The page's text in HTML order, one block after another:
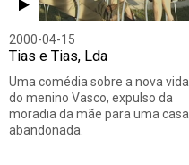
2000-04-15
Tias e Tias, Lda
Uma comédia sobre a nova vida
do menino Vasco, expulso da
moradia da mãe para uma casa
abandonada.